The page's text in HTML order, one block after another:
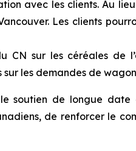
avec les clients. Au
Les clients
CN sur les céréales de
les demandes de
soutien de longue
de renforcer le